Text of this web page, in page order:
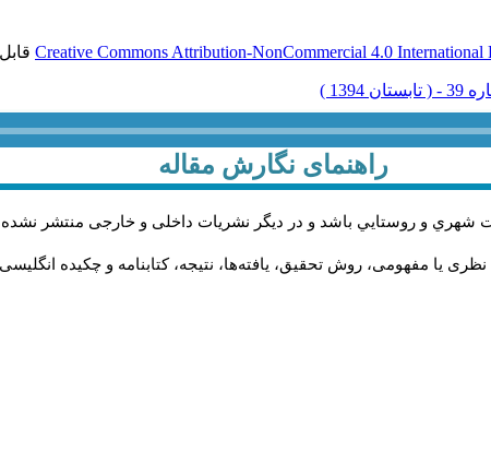
Creative Commons Attribution-NonCommercial 4.0 International
راهنمای نگارش مقاله
شهري و روستايي باشد و در دیگر نشریات داخلی و خارجی منتشر
یا مفهومی، روش تحقیق، یافته‌ها، نتیجه، کتابنامه و چکیده